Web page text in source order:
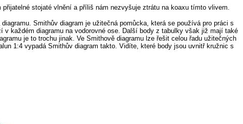
stojaté vlnění a příliš nám nezvyšuje ztrátu na koaxu tímto vlivem.
Smithův diagram je užitečná pomůcka, která se používá pro práci s
každém diagramu na vodorovné ose. Další body z tabulky však již mají také
je to trochu jinak. Ve Smithově diagramu lze řešit celou řadu užitečných
1:4 vypadá Smithův diagram takto. Vidíte, které body jsou uvnitř kružnic s